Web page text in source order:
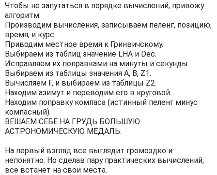
Чтобы не запутаться в порядке вычислений, привожу
алгоритм:
Производим вычисления, записываем пеленг, позицию,
время, и курс.
Приводим местное время к Гринвичскому.
Выбираем из таблиц значение LHA и Dec.
Исправляем их поправками на минуты и секунды.
Выбираем из таблицы значения A, B, Z1.
Вычисляем F, и выбираем из таблицы Z2.
Находим азимут и переводим его в круговой.
Находим поправку компаса (истинный пеленг минус
компасный).
ВЕШАЕМ СЕБЕ НА ГРУДЬ БОЛЬШУЮ
АСТРОНОМИЧЕСКУЮ МЕДАЛЬ.
На первый взгляд все выглядит громоздко и
непонятно. Но сделав пару практических вычислений,
все встанет на свои места.